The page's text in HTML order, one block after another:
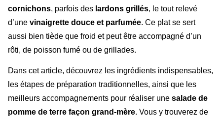
cornichons, parfois des lardons grillés, le tout relevé
d’une vinaigrette douce et parfumée. Ce plat se sert
aussi bien tiède que froid et peut être accompagné d’un
rôti, de poisson fumé ou de grillades.
Dans cet article, découvrez les ingrédients indispensables,
les étapes de préparation traditionnelles, ainsi que les
meilleurs accompagnements pour réaliser une salade de
pomme de terre façon grand-mère. Vous y trouverez de